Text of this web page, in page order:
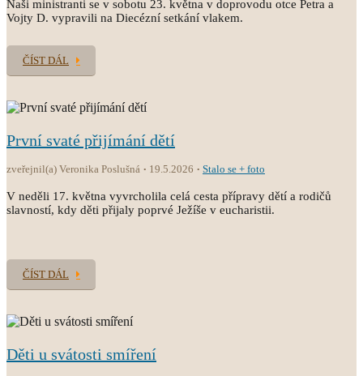
Naši ministranti se v sobotu 23. května v doprovodu otce Petra a
Vojty D. vypravili na Diecézní setkání vlakem.
ČÍST DÁL
První svaté přijímání dětí
zveřejnil(a) Veronika Poslušná 19.5.2026 Stalo se + foto
V neděli 17. května vyvrcholila celá cesta přípravy dětí a rodičů
slavností, kdy děti přijaly poprvé Ježíše v eucharistii.
ČÍST DÁL
Děti u svátosti smíření